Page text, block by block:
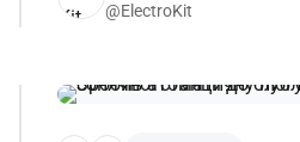
@ElectroKit